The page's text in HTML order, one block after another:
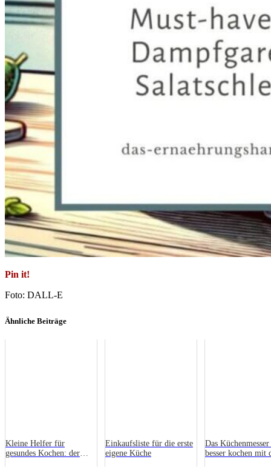
Pin it!
Foto: DALL-E
Ähnliche Beiträge
Kleine Helfer für
gesundes Kochen: der
Einkaufsliste für die erste
eigene Küche
Das
besser kochen mit